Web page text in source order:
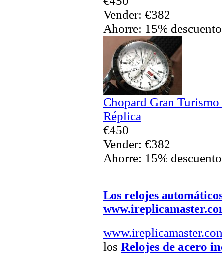
Vender: €382
Ahorre: 15% descuento
Chopard Gran
Réplica
€450
Vender: €382
Ahorre: 15% descuento
Los relojes
los Relojes de acero